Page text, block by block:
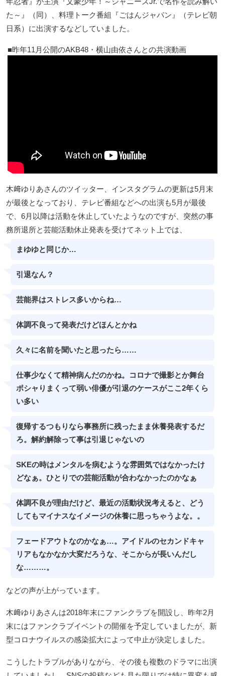
た～』（同）、料理トーク番組『ごはんジャパン』（テレビ朝
日系）に出演するなどしていました。
昨年11月公開のAKB48・横山由依さんとの共演動画
木﨑ゆりあさんのツイッター、インスタグラムの更新は5月末
が最後となっており、テレビ番組などへの出演も5月が最後
で、6月以降は活動を休止していたようなのですが、突然の事
務所退所と芸能活動休止発表を受けてネット上では、
まゆゆと同じか…
引退なん？
芸能界はストレス多いからね…
体調不良って発表だけどほんとかね
久々に名前を聞いたと思ったら……
仕事少なくて精神病んだのかね。コロナで撮影とか舞台
ポシャりまくって弱い俳優が引退のケースがここ2年くら
い多い
復帰するつもりなら事務所に残ったまま休養発表するだ
ろ。解約解除って事は引退じゃないの
SKEの時はメンタルを病むような雰囲気ではなかったけ
どなぁ。ひとりでの芸能活動が合わなかったのかなぁ
体調不良が理由だけど、最近の活動状況考えると、どう
してもマイナスなイメージの休養に思っちゃうよな。。
フェードアウトなのかなぁ…。アイドルのセカンドキャ
リアもなかなか大変だろうな、そこからが長いんだし
な………。
などの声が上がっています。
木﨑ゆりあさんは2018年末にファンクラブを開設し、昨年2月
末にはファンクラブイベントの開催を予定していましたが、新
型コロナウイルスの感染拡大によって中止が決定しました。
こうしたトラブルがありながら、その後も複数のドラマに出演